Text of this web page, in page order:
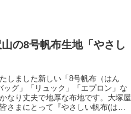
の8号帆布生地「やさし
しました新しい「8号帆布（はん
グ」「リュック」「エプロン」な
なり丈夫で地厚な布地です。大塚屋
さまにとって『やさしい帆布(はん